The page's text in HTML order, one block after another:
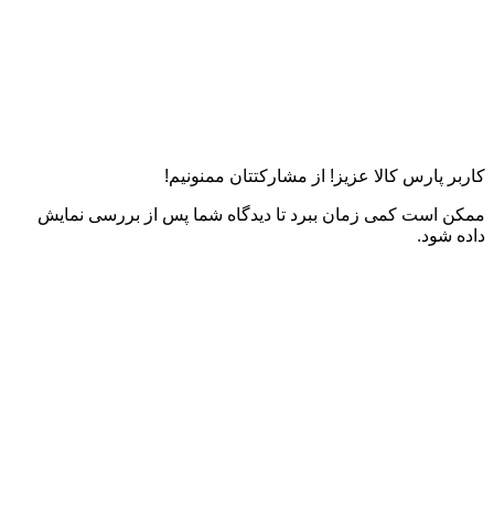
کاربر پارس کالا عزیز! از مشارکتتان ممنونیم!
ممکن است کمی زمان ببرد تا دیدگاه شما پس از بررسی نمایش
داده شود.